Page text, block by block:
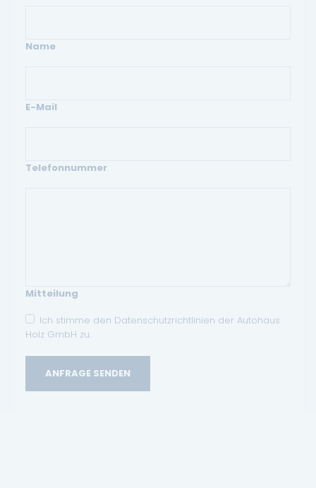
Name
E-Mail
Telefonnummer
Mitteilung
Ich stimme den Datenschutzrichtlinien der Autohaus
Holz GmbH zu.
ANFRAGE SENDEN